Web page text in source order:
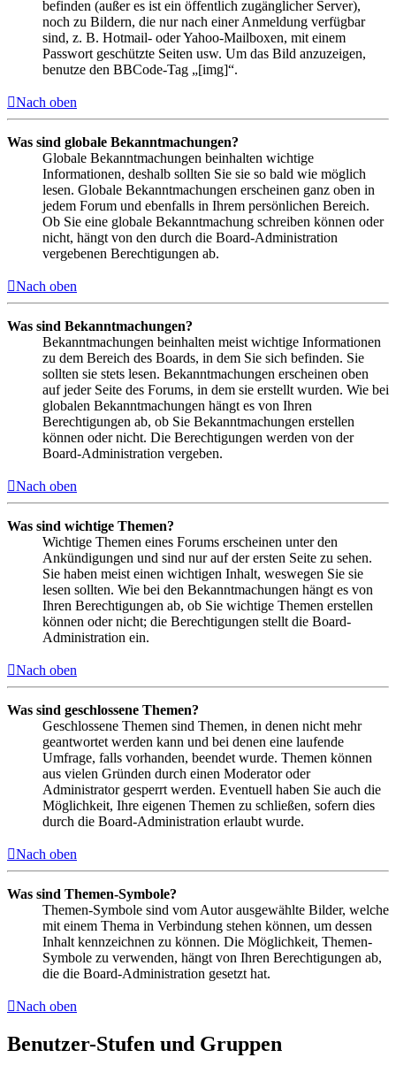
befinden (außer es ist ein öffentlich zugänglicher Server),
noch zu Bildern, die nur nach einer Anmeldung verfügbar
sind, z. B. Hotmail- oder Yahoo-Mailboxen, mit einem
Passwort geschützte Seiten usw. Um das Bild anzuzeigen,
benutze den BBCode-Tag „[img]“.
Nach oben
Was sind globale Bekanntmachungen?
Globale Bekanntmachungen beinhalten wichtige
Informationen, deshalb sollten Sie sie so bald wie möglich
lesen. Globale Bekanntmachungen erscheinen ganz oben in
jedem Forum und ebenfalls in Ihrem persönlichen Bereich.
Ob Sie eine globale Bekanntmachung schreiben können oder
nicht, hängt von den durch die Board-Administration
vergebenen Berechtigungen ab.
Nach oben
Was sind Bekanntmachungen?
Bekanntmachungen beinhalten meist wichtige Informationen
zu dem Bereich des Boards, in dem Sie sich befinden. Sie
sollten sie stets lesen. Bekanntmachungen erscheinen oben
auf jeder Seite des Forums, in dem sie erstellt wurden. Wie bei
globalen Bekanntmachungen hängt es von Ihren
Berechtigungen ab, ob Sie Bekanntmachungen erstellen
können oder nicht. Die Berechtigungen werden von der
Board-Administration vergeben.
Nach oben
Was sind wichtige Themen?
Wichtige Themen eines Forums erscheinen unter den
Ankündigungen und sind nur auf der ersten Seite zu sehen.
Sie haben meist einen wichtigen Inhalt, weswegen Sie sie
lesen sollten. Wie bei den Bekanntmachungen hängt es von
Ihren Berechtigungen ab, ob Sie wichtige Themen erstellen
können oder nicht; die Berechtigungen stellt die Board-
Administration ein.
Nach oben
Was sind geschlossene Themen?
Geschlossene Themen sind Themen, in denen nicht mehr
geantwortet werden kann und bei denen eine laufende
Umfrage, falls vorhanden, beendet wurde. Themen können
aus vielen Gründen durch einen Moderator oder
Administrator gesperrt werden. Eventuell haben Sie auch die
Möglichkeit, Ihre eigenen Themen zu schließen, sofern dies
durch die Board-Administration erlaubt wurde.
Nach oben
Was sind Themen-Symbole?
Themen-Symbole sind vom Autor ausgewählte Bilder, welche
mit einem Thema in Verbindung stehen können, um dessen
Inhalt kennzeichnen zu können. Die Möglichkeit, Themen-
Symbole zu verwenden, hängt von Ihren Berechtigungen ab,
die die Board-Administration gesetzt hat.
Nach oben
Benutzer-Stufen und Gruppen